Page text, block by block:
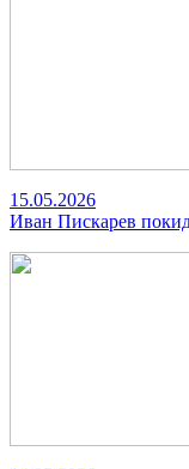
15.05.2026
Иван Пискарев